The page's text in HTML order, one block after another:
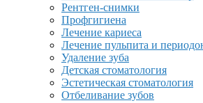
Рентген-снимки
Профгигиена
Лечение кариеса
Лечение пульпита и
Удаление зуба
Детская стоматология
Эстетическая стоматология
Отбеливание зубов